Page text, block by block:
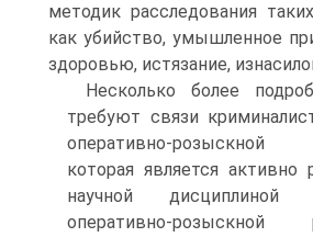
методик расследования
как убийство, умышленное
здоровью, истязание,
Несколько более
требуют связи
оперативно-розыскной
которая является активно
научной
оперативно-